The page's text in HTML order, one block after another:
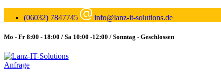
(06032) 7847745 info@lanz-it-solutions.de
Mo - Fr 8:00 - 18:00 / Sa 10:00 -12:00 / Sonntag - Geschlossen
Anfrage